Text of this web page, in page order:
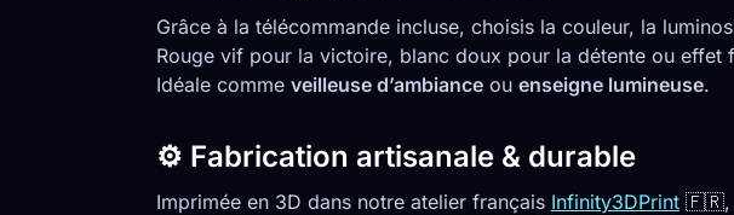
Grâce à la télécommande incluse, choisis la couleur, la
Rouge vif pour la victoire, blanc doux pour la détente ou
Idéale comme veilleuse d’ambianceou enseigne lumineuse.
⚙️ Fabrication artisanale & durable
Imprimée en 3D dans notre atelier français Infinity3DPrint🇫🇷,